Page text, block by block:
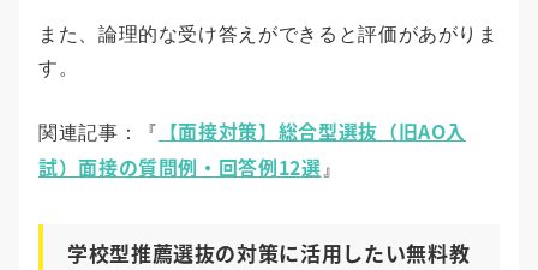
また、論理的な受け答えができると評価があがりま
す。
関連記事：『
【面接対策】総合型選抜（旧AO入
試）面接の質問例・回答例12選』
学校型推薦選抜の対策に活用したい無料教